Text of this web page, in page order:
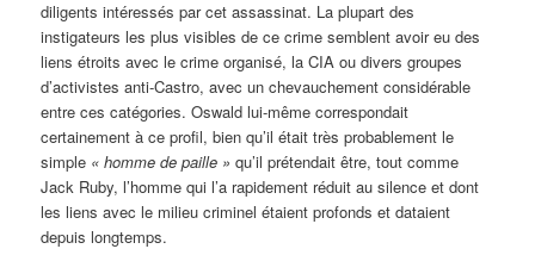
diligents intéressés par cet assassinat. La plupart des
instigateurs les plus visibles de ce crime semblent avoir eu des
liens étroits avec le crime organisé, la CIA ou divers groupes
d’activistes anti-Castro, avec un chevauchement considérable
entre ces catégories. Oswald lui-même correspondait
certainement à ce profil, bien qu’il était très probablement le
simple «homme de paille » qu’il prétendait être, tout comme
Jack Ruby, l’homme qui l’a rapidement réduit au silence et dont
les liens avec le milieu criminel étaient profonds et dataient
depuis longtemps.